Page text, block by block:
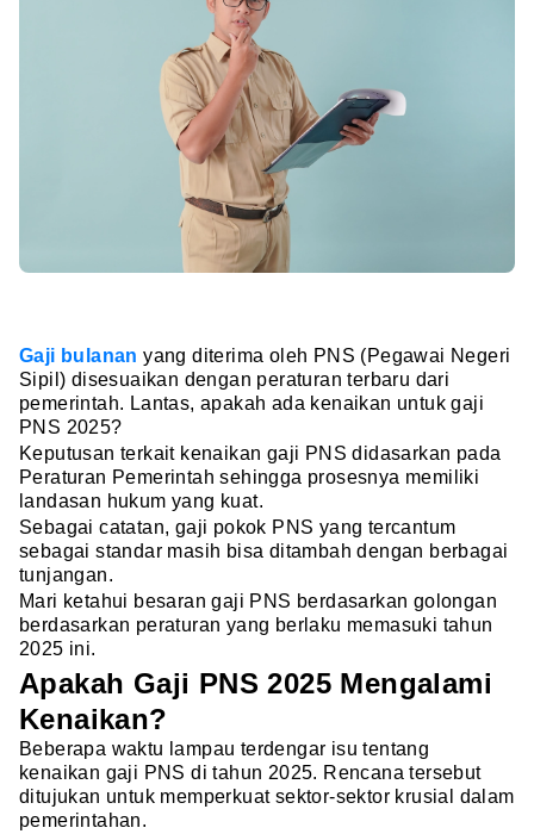
Gaji bulanan yang diterima oleh PNS (Pegawai Negeri
Sipil) disesuaikan dengan peraturan terbaru dari
pemerintah. Lantas, apakah ada kenaikan untuk gaji
PNS 2025?
Keputusan terkait kenaikan gaji PNS didasarkan pada
Peraturan Pemerintah sehingga prosesnya memiliki
landasan hukum yang kuat.
Sebagai catatan, gaji pokok PNS yang tercantum
sebagai standar masih bisa ditambah dengan berbagai
tunjangan.
Mari ketahui besaran gaji PNS berdasarkan golongan
berdasarkan peraturan yang berlaku memasuki tahun
2025 ini.
Apakah Gaji PNS 2025 Mengalami
Kenaikan?
Beberapa waktu lampau terdengar isu tentang
kenaikan gaji PNS di tahun 2025. Rencana tersebut
ditujukan untuk memperkuat sektor-sektor krusial dalam
pemerintahan.